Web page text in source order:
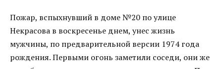
Пожар, вспыхнувший в доме №20 по улице
Некрасова в воскресенье днем, унес жизнь
мужчины, по предварительной версии 1974 года
рождения. Первыми огонь заметили соседи, они же